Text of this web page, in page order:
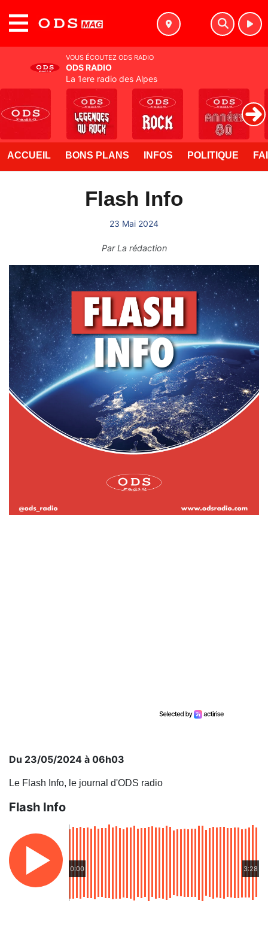
ACCUEIL BONS PLANS INFOS POLITIQUE
Flash Info
23 Mai 2024
ParLa rédaction
Du 23/05/2024 à 06h03
Le Flash Info, le journal d'ODS radio
Flash Info
0:00 3:28
VOUS ÉCOUTEZ ODS RADIO
ODS RADIO
La 1ere radio des Alpes